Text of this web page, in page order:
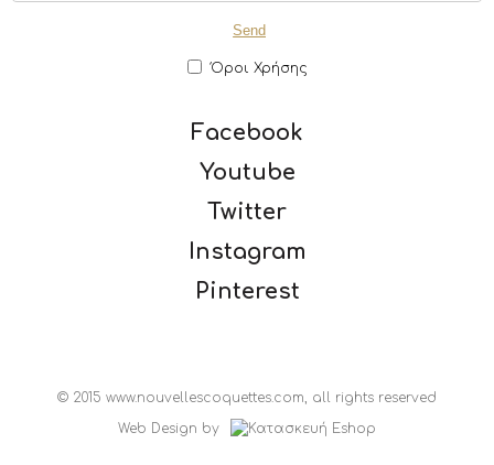
Όροι Χρήσης
Facebook
Youtube
Twitter
Instagram
Pinterest
© 2015 www.nouvellescoquettes.com, all rights reserved
Web Design by